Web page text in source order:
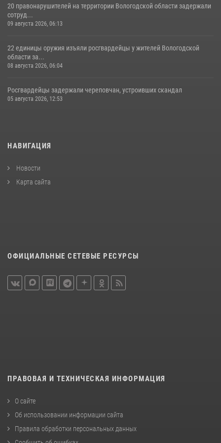
20 правонарушителей на территории Вологодской области задержали
сотруд...
09 августа 2026, 06:13
22 единицы оружия изъяли росгвардейцы у жителей Вологодской
области за...
08 августа 2026, 06:04
Росгвардейцы задержали череповчан, устроивших скандал
05 августа 2026, 12:53
НАВИГАЦИЯ
Новости
Карта сайта
ОФИЦИАЛЬНЫЕ СЕТЕВЫЕ РЕСУРСЫ
ПРАВОВАЯ И ТЕХНИЧЕСКАЯ ИНФОРМАЦИЯ
О сайте
Об использовании информации сайта
Правила обработки персональных данных